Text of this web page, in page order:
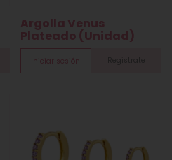
Argolla Venus
Plateado (Unidad)
Iniciar sesión